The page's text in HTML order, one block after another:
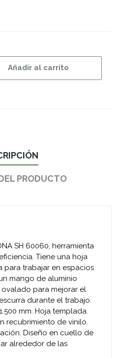
Añadir al carrito
PRODUCTO
SH 60060, herramienta
Tiene una hoja
para trabajar en espacios
mango de aluminio
para mejorar el
durante el trabajo.
mm. Hoja templada.
recubrimiento de vinilo.
Diseño en cuello de
alrededor de las